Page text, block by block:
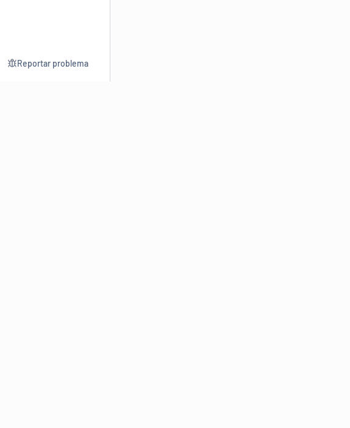
Reportar problema